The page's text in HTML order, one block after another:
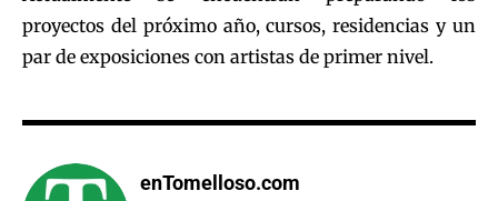
proyectos del próximo año, cursos, residencias y un
par de exposiciones con artistas de primer nivel.
enTomelloso.com